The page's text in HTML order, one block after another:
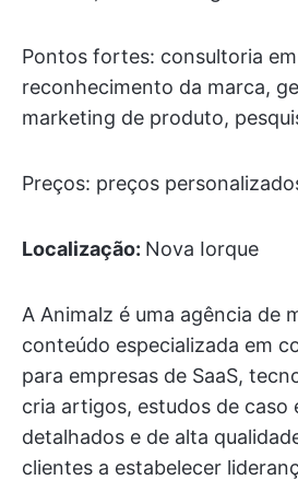
Pontos fortes: consultoria em
reconhecimento da marca,
marketing de produto,
Preços: preços
Localização: Nova Iorque
A Animalz é uma agência de
conteúdo especializada em
para empresas de SaaS,
cria artigos, estudos de caso
detalhados e de alta
clientes a estabelecer